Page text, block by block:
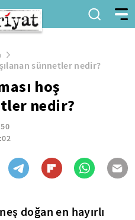
sünnetler nedir?
hoş
nedir?
doğan en hayırlı